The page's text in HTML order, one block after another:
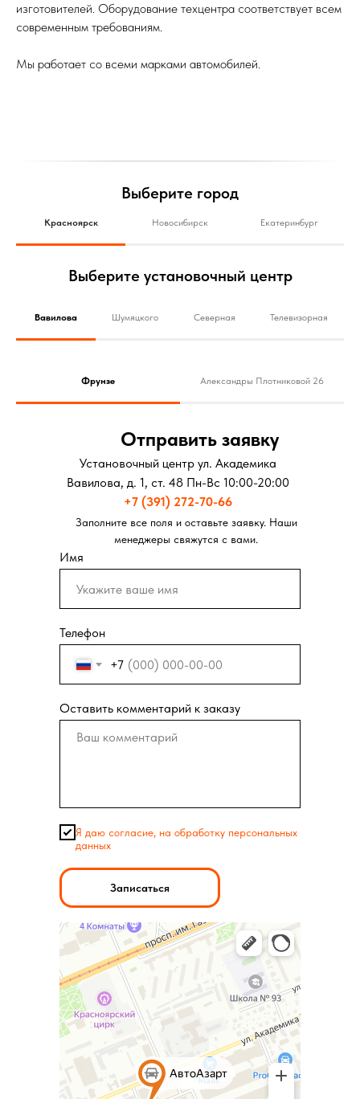
изготовителей. Оборудование техцентра соответствует всем
современным требованиям.
Мы работает со всеми марками автомобилей.
Выберите город
Красноярск Новосибирск Екатеринбург
Выберите установочный центр
Вавилова Шумяцкого Северная Телевизорная
Фрунзе Александры Плотниковой 26
Имя
Телефон
+7
Оставить комментарий к заказу
Я даю согласие, на обработку персональных
данных
Записаться
Отправить заявку
Установочный центр ул. Академика
Вавилова, д. 1, ст. 48 Пн-Вс 10:00-20:00
+7 (391) 272-70-66
Заполните все поля и оставьте заявку. Наши
менеджеры свяжутся с вами.